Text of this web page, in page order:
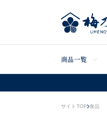
商品一覧
サイトTOP 食品